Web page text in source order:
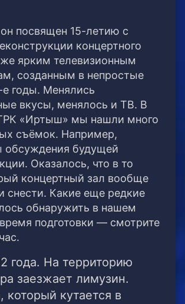
он посвящен 15-летию с
концертного
ярким телевизионным
созданным в непростые
годы. Менялись
вкусы, менялось и ТВ. В
«Иртыш» мы нашли много
съёмок. Например,
обсуждения будущей
Оказалось, что в то
концертный зал вообще
снести. Какие еще редкие
обнаружить в нашем
подготовки — смотрите
года. На территорию
заезжает лимузин.
который кутается в